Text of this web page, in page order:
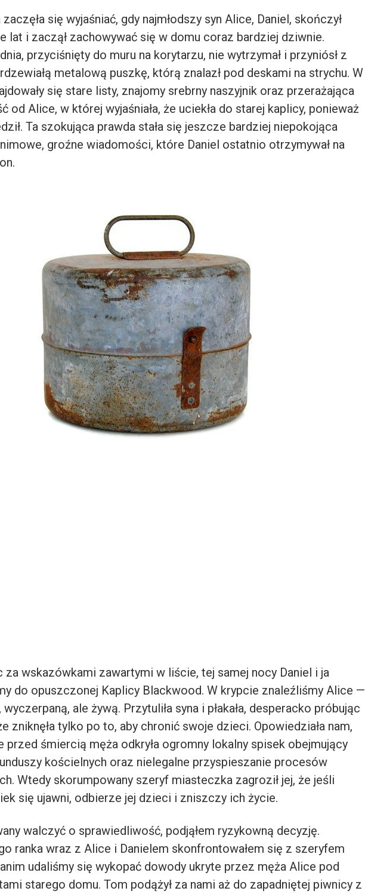
się wyjaśniać, gdy najmłodszy syn Alice, Daniel, skończył
lat i zaczął zachowywać się w domu coraz bardziej dziwnie.
przyciśnięty do muru na korytarzu, nie wytrzymał i przyniósł z
metalową puszkę, którą znalazł pod deskami na strychu. W
się stare listy, znajomy srebrny naszyjnik oraz przerażająca
od Alice, w której wyjaśniała, że uciekła do starej kaplicy, ponieważ
Ta szokująca prawda stała się jeszcze bardziej niepokojąca
groźne wiadomości, które Daniel ostatnio otrzymywał na
za wskazówkami zawartymi w liście, tej samej nocy Daniel i ja
do opuszczonej Kaplicy Blackwood. W krypcie znaleźliśmy Alice —
wyczerpaną, ale żywą. Przytuliła syna i płakała, desperacko próbując
zniknęła tylko po to, aby chronić swoje dzieci. Opowiedziała nam,
przed śmiercią męża odkryła ogromny lokalny spisek obejmujący
kościelnych oraz nielegalne przyspieszanie procesów
Wtedy skorumpowany szeryf miasteczka zagroził jej, że jeśli
się ujawni, odbierze jej dzieci i zniszczy ich życie.
walczyć o sprawiedliwość, podjąłem ryzykowną decyzję.
ranka wraz z Alice i Danielem skonfrontowałem się z szeryfem
udaliśmy się wykopać dowody ukryte przez męża Alice pod
starego domu. Tom podążył za nami aż do zapadniętej piwnicy z